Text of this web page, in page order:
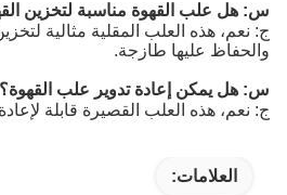
س: هل علب القهوة مناسبة لتخزين
ج: نعم، هذه العلب المقلية مثالية
والحفاظ عليها طازجة.
س: هل يمكن إعادة تدوير علب القهوة؟
ج: نعم، هذه العلب القصيرة قابلة
العلامات: